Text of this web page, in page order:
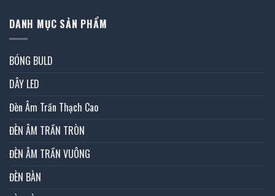
DANH MỤC SẢN PHẨM
BÓNG BULD
DÂY LED
Đèn Âm Trần Thạch Cao
ĐÈN ÂM TRẦN TRÒN
ĐÈN ÂM TRẦN VUÔNG
ĐÈN BÀN